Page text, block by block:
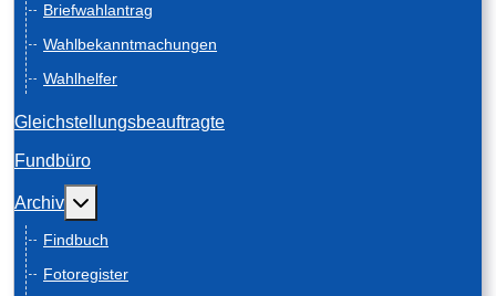
Briefwahlantrag
Wahlbekanntmachungen
Wahlhelfer
Gleichstellungsbeauftragte
Fundbüro
Archiv Weitere Informationen: Archiv
Findbuch
Fotoregister